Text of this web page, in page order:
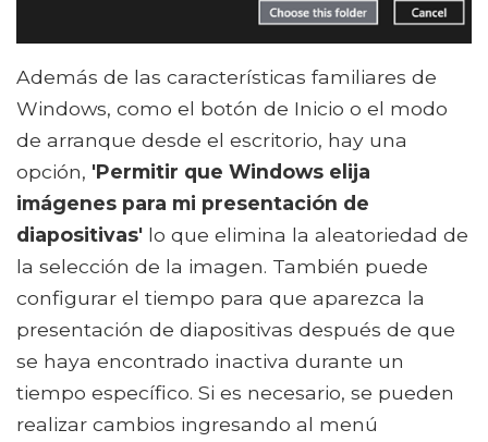
Además de las características familiares de
Windows, como el botón de Inicio o el modo
de arranque desde el escritorio, hay una
opción, 'Permitir que Windows elija
imágenes para mi presentación de
diapositivas' lo que elimina la aleatoriedad de
la selección de la imagen. También puede
configurar el tiempo para que aparezca la
presentación de diapositivas después de que
se haya encontrado inactiva durante un
tiempo específico. Si es necesario, se pueden
realizar cambios ingresando al menú